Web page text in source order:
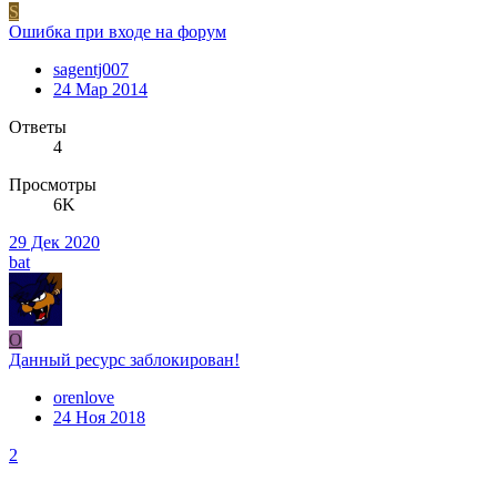
S
Ошибка при входе на форум
sagentj007
24 Мар 2014
Ответы
4
Просмотры
6K
29 Дек 2020
bat
O
Данный ресурс заблокирован!
orenlove
24 Ноя 2018
2